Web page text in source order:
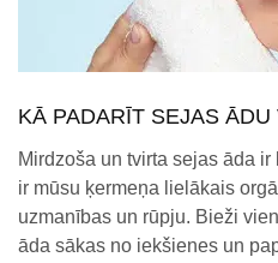
KĀ PADARĪT SEJAS
Mirdzoša un tvirta sejas āda
ir mūsu ķermeņa lielākais
uzmanības un rūpju. Bieži
āda sākas no iekšienes un